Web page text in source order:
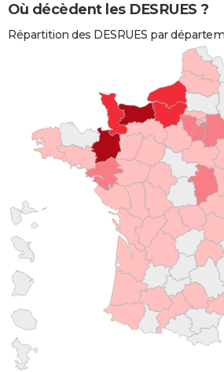
Où décèdent les DESRUES ?
Répartition des DESRUES par